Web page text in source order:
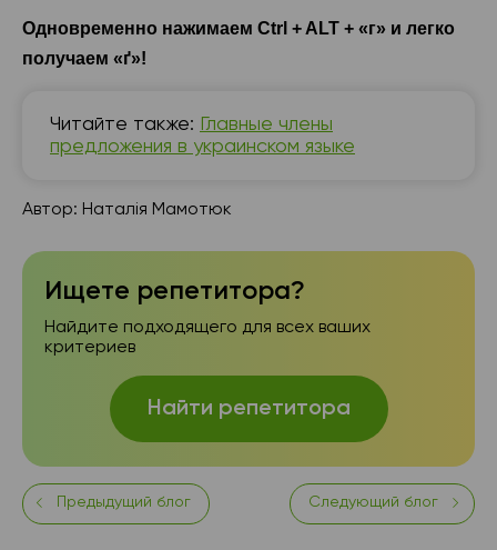
Одновременно нажимаем Ctrl + ALT + «г» и легко
получаем «ґ»!
Читайте также: Главные члены
предложения в украинском языке
Автор: Наталія Мамотюк
Ищете репетитора?
Найдите подходящего для всех ваших
критериев
Найти репетитора
Предыдущий блог Следующий блог